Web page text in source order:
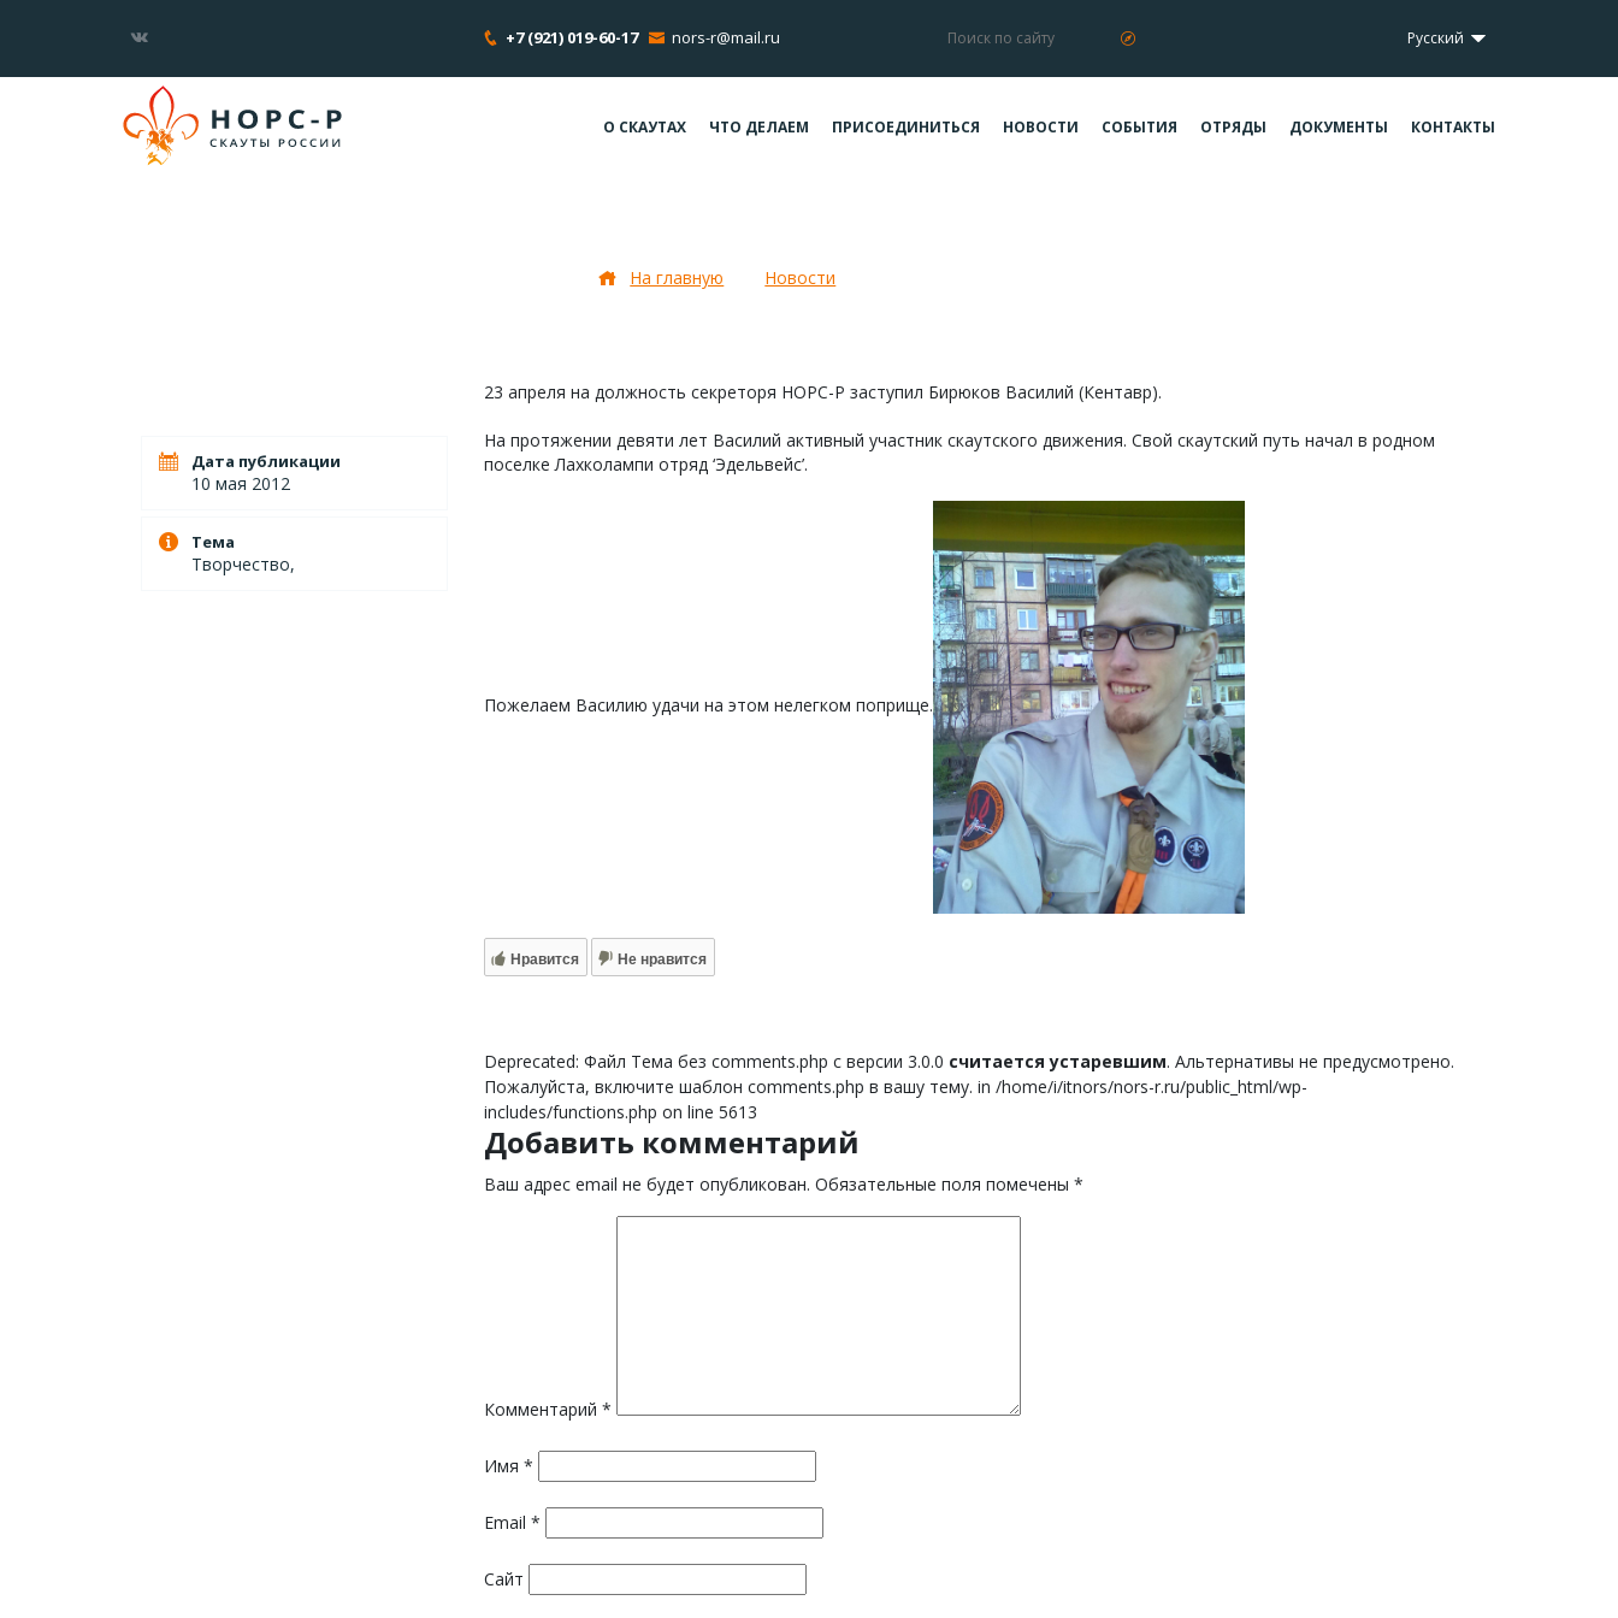
+7 (921) 019-60-17 nors-r@mail.ru Русский
О СКАУТАХ ЧТО ДЕЛАЕМ ПРИСОЕДИНИТЬСЯ НОВОСТИ СОБЫТИЯ ОТРЯДЫ ДОКУМЕНТЫ КОНТАКТЫ
На главную Новости
Дата публикации
10 мая 2012
Тема
Творчество,
23 апреля на должность секреторя НОРС-Р заступил Бирюков Василий (Кентавр).
На протяжении девяти лет Василий активный участник скаутского движения. Свой скаутский путь начал в родном
поселке Лахколампи отряд ‘Эдельвейс’.
Пожелаем Василию удачи на этом нелегком поприще.
Нравится Не нравится
Deprecated: Файл Тема без comments.php с версии 3.0.0 считается устаревшим. Альтернативы не предусмотрено.
Пожалуйста, включите шаблон comments.php в вашу тему. in /home/i/itnors/nors-r.ru/public_html/wp-
includes/functions.php on line 5613
Добавить комментарий
Ваш адрес email не будет опубликован. Обязательные поля помечены *
Комментарий *
Имя *
Email *
Сайт